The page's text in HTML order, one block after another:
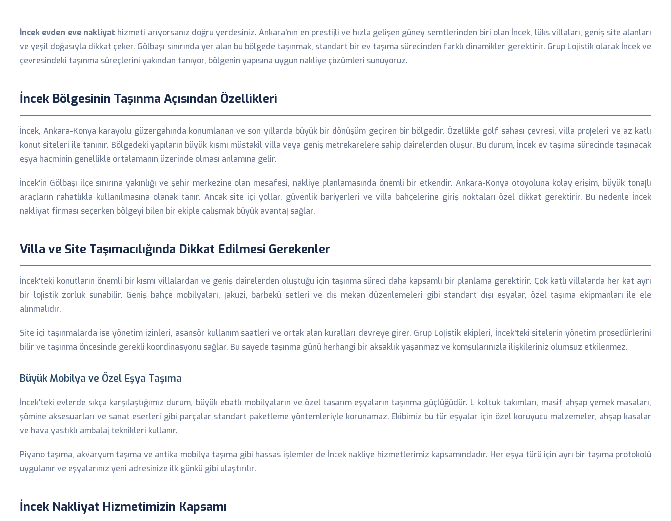
İncek evden eve nakliyat hizmeti arıyorsanız doğru yerdesiniz. Ankara'nın en prestijli ve hızla gelişen güney semtlerinden biri olan İncek, lüks villaları, geniş site alanları
ve yeşil doğasıyla dikkat çeker. Gölbaşı sınırında yer alan bu bölgede taşınmak, standart bir ev taşıma sürecinden farklı dinamikler gerektirir. Grup Lojistik olarak İncek ve
çevresindeki taşınma süreçlerini yakından tanıyor, bölgenin yapısına uygun nakliye çözümleri sunuyoruz.
İncek Bölgesinin Taşınma Açısından Özellikleri
İncek, Ankara-Konya karayolu güzergahında konumlanan ve son yıllarda büyük bir dönüşüm geçiren bir bölgedir. Özellikle golf sahası çevresi, villa projeleri ve az katlı
konut siteleri ile tanınır. Bölgedeki yapıların büyük kısmı müstakil villa veya geniş metrekarelere sahip dairelerden oluşur. Bu durum, İncek ev taşıma sürecinde taşınacak
eşya hacminin genellikle ortalamanın üzerinde olması anlamına gelir.
İncek'in Gölbaşı ilçe sınırına yakınlığı ve şehir merkezine olan mesafesi, nakliye planlamasında önemli bir etkendir. Ankara-Konya otoyoluna kolay erişim, büyük tonajlı
araçların rahatlıkla kullanılmasına olanak tanır. Ancak site içi yollar, güvenlik bariyerleri ve villa bahçelerine giriş noktaları özel dikkat gerektirir. Bu nedenle İncek
nakliyat firması seçerken bölgeyi bilen bir ekiple çalışmak büyük avantaj sağlar.
Villa ve Site Taşımacılığında Dikkat Edilmesi Gerekenler
İncek'teki konutların önemli bir kısmı villalardan ve geniş dairelerden oluştuğu için taşınma süreci daha kapsamlı bir planlama gerektirir. Çok katlı villalarda her kat ayrı
bir lojistik zorluk sunabilir. Geniş bahçe mobilyaları, jakuzi, barbekü setleri ve dış mekan düzenlemeleri gibi standart dışı eşyalar, özel taşıma ekipmanları ile ele
alınmalıdır.
Site içi taşınmalarda ise yönetim izinleri, asansör kullanım saatleri ve ortak alan kuralları devreye girer. Grup Lojistik ekipleri, İncek'teki sitelerin yönetim prosedürlerini
bilir ve taşınma öncesinde gerekli koordinasyonu sağlar. Bu sayede taşınma günü herhangi bir aksaklık yaşanmaz ve komşularınızla ilişkileriniz olumsuz etkilenmez.
Büyük Mobilya ve Özel Eşya Taşıma
İncek'teki evlerde sıkça karşılaştığımız durum, büyük ebatlı mobilyaların ve özel tasarım eşyaların taşınma güçlüğüdür. L koltuk takımları, masif ahşap yemek masaları,
şömine aksesuarları ve sanat eserleri gibi parçalar standart paketleme yöntemleriyle korunamaz. Ekibimiz bu tür eşyalar için özel koruyucu malzemeler, ahşap kasalar
ve hava yastıklı ambalaj teknikleri kullanır.
Piyano taşıma, akvaryum taşıma ve antika mobilya taşıma gibi hassas işlemler de İncek nakliye hizmetlerimiz kapsamındadır. Her eşya türü için ayrı bir taşıma protokolü
uygulanır ve eşyalarınız yeni adresinize ilk günkü gibi ulaştırılır.
İncek Nakliyat Hizmetimizin Kapsamı